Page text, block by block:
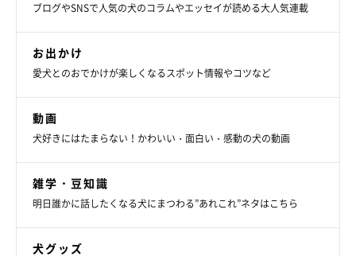
したら…「オテ」じゃなくてまさかの反応が返
ってきた！
今回紹介するのは、Twitterユーザー@pomeko_nymzさんの愛犬・
写真提供・取材協力／Twitter（@pomeko_nymzさん）
※この記事は投稿者さまにご了承をいただいたうえで制作してい
ます。
取材・文／雨宮カイ
ブログやSNSで人気の犬のコラムやエッセイが読める大人気連載
お出かけ
愛犬とのおでかけが楽しくなるスポット情報やコツなど
動画
犬好きにはたまらない！かわいい・面白い・感動の犬の動画
雑学・豆知識
明日誰かに話したくなる犬にまつわる”あれこれ”ネタはこちら
犬グッズ